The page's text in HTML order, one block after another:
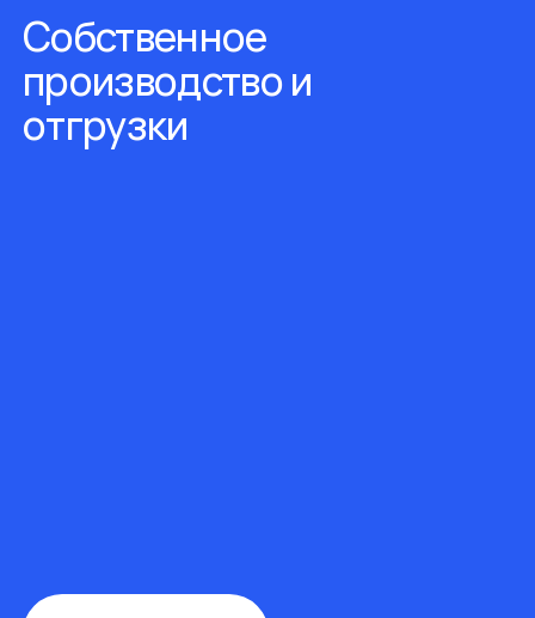
Собственное
производство и
отгрузки